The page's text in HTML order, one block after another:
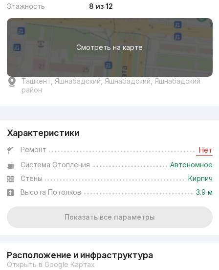
Этажность
8 из 12
Смотреть на карте
Ташкент, Яшнабадский, Яшнабадский, Яшнабадский
район
Характеристики
Ремонт Нет
Система Отопления
Автономное
Стены
Кирпич
Высота Потолков
3.9 м
Показать все параметры
Расположение и инфраструктура
Открыть в Google Картах